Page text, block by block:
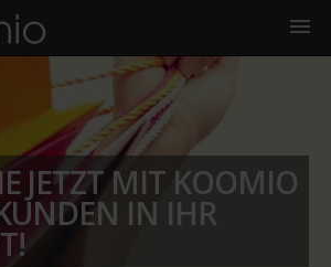
JETZT MIT KOOMIO
IN IHR